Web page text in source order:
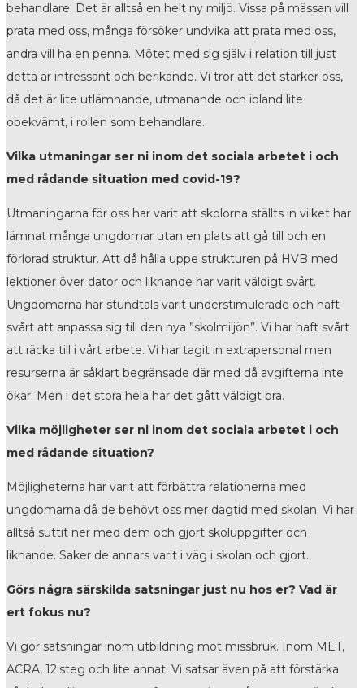
behandlare. Det är alltså en helt ny miljö. Vissa på mässan vill
prata med oss, många försöker undvika att prata med oss,
andra vill ha en penna. Mötet med sig själv i relation till just
detta är intressant och berikande. Vi tror att det stärker oss,
då det är lite utlämnande, utmanande och ibland lite
obekvämt, i rollen som behandlare.
Vilka utmaningar ser ni inom det sociala arbetet i och
med rådande situation med covid-19?
Utmaningarna för oss har varit att skolorna ställts in vilket har
lämnat många ungdomar utan en plats att gå till och en
förlorad struktur. Att då hålla uppe strukturen på HVB med
lektioner över dator och liknande har varit väldigt svårt.
Ungdomarna har stundtals varit understimulerade och haft
svårt att anpassa sig till den nya ”skolmiljön”. Vi har haft svårt
att räcka till i vårt arbete. Vi har tagit in extrapersonal men
resurserna är såklart begränsade där med då avgifterna inte
ökar. Men i det stora hela har det gått väldigt bra.
Vilka möjligheter ser ni inom det sociala arbetet i och
med rådande situation?
Möjligheterna har varit att förbättra relationerna med
ungdomarna då de behövt oss mer dagtid med skolan. Vi har
alltså suttit ner med dem och gjort skoluppgifter och
liknande. Saker de annars varit i väg i skolan och gjort.
Görs några särskilda satsningar just nu hos er? Vad är
ert fokus nu?
Vi gör satsningar inom utbildning mot missbruk. Inom MET,
ACRA, 12.steg och lite annat. Vi satsar även på att förstärka